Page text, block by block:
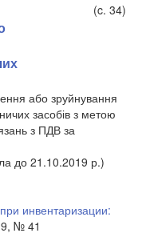
(c. 34)
або зруйнування
засобів з метою
з ПДВ за
до 21.10.2019 р.)
инвентаризации:
№ 41